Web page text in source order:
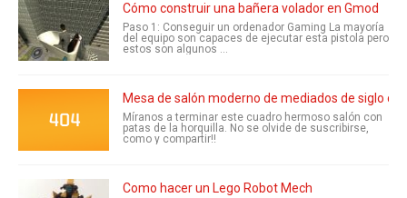
Cómo construir una bañera volador en Gmod
Paso 1: Conseguir un ordenador Gaming La mayoría
del equipo son capaces de ejecutar esta pistola pero
estos son algunos ...
Mesa de salón moderno de mediados de siglo
Míranos a terminar este cuadro hermoso salón con
patas de la horquilla. No se olvide de suscribirse,
como y compartir!!
Como hacer un Lego Robot Mech